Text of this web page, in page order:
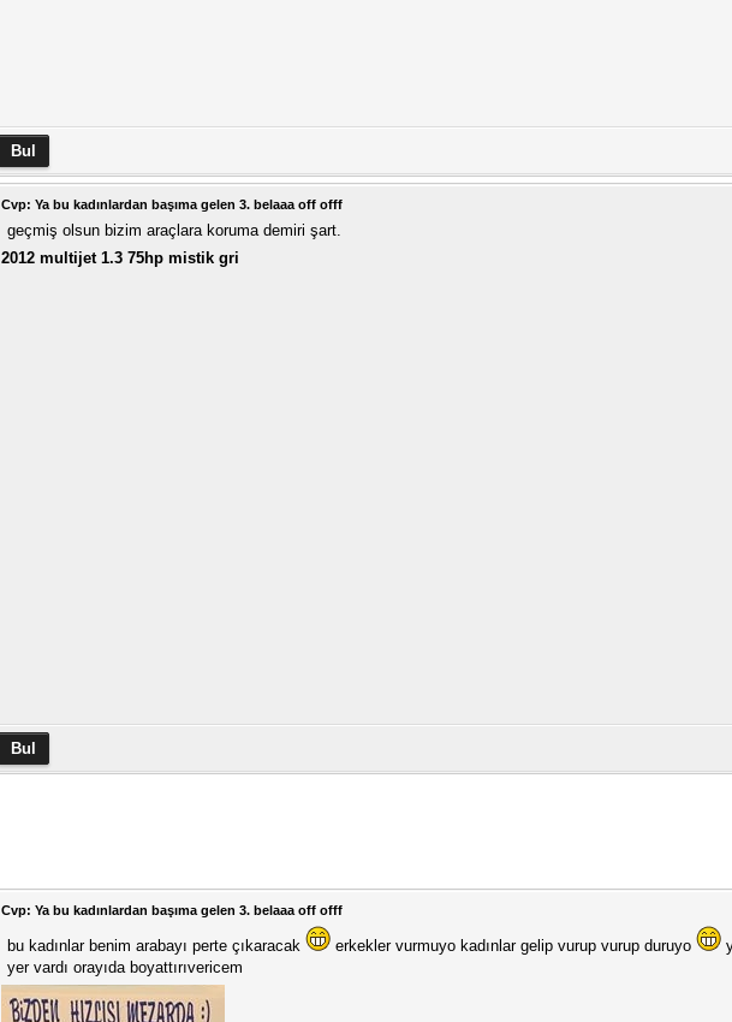
Cvp: Ya bu kadınlardan başıma gelen 3. belaaa off offf
geçmiş olsun bizim araçlara koruma demiri şart.
2012 multijet 1.3 75hp mistik gri
Cvp: Ya bu kadınlardan başıma gelen 3. belaaa off offf
bu kadınlar benim arabayı perte çıkaracak erkekler vurmuyo kadınlar gelip vurup vurup duruyo
yer vardı orayıda boyattırıvericem